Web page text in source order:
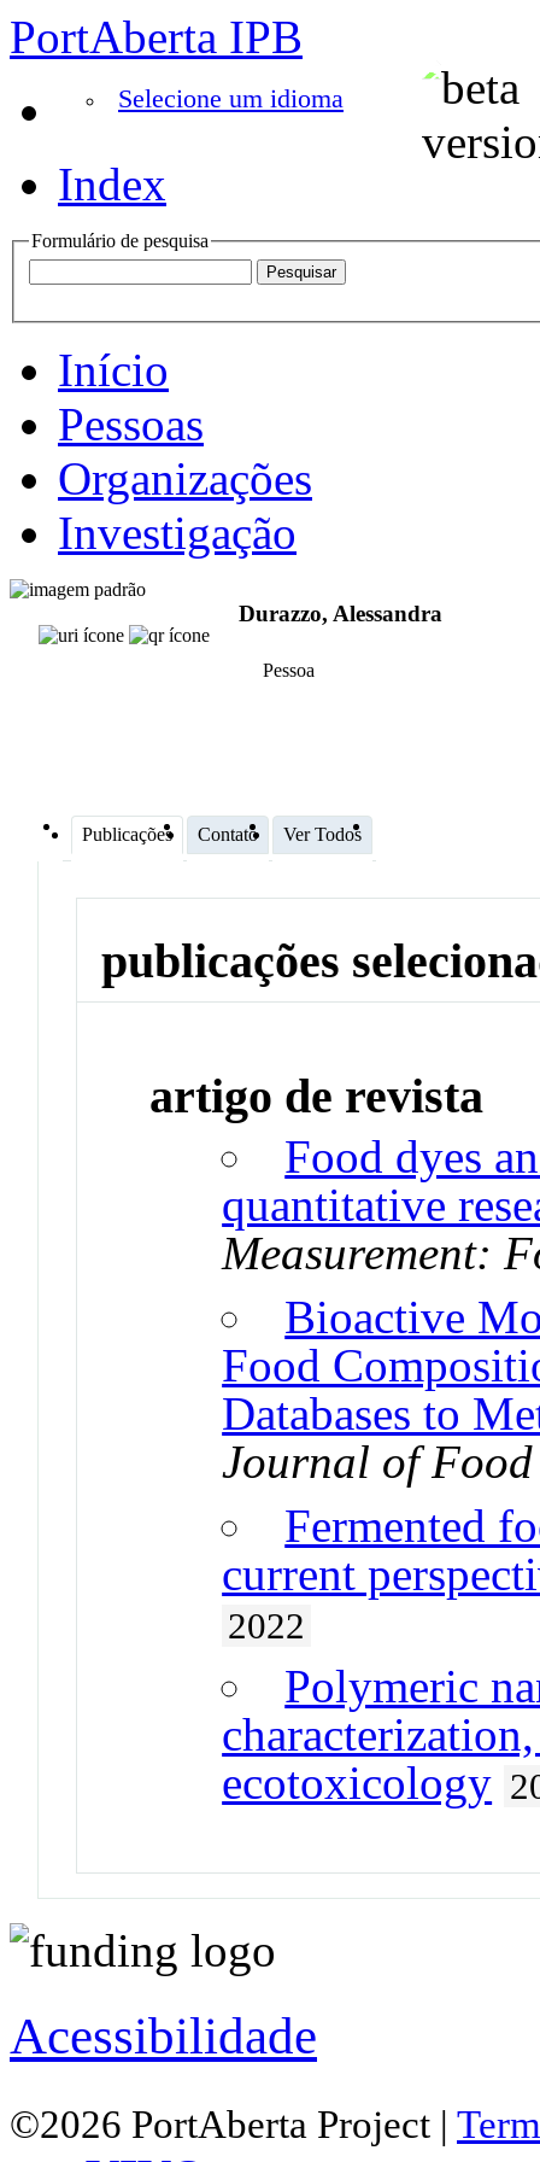
PortAberta IPB
Selecione um idioma
Index
Formulário de pesquisa
Início
Pessoas
Organizações
Investigação
Durazzo, Alessandra
Pessoa
Publicações Contato Ver Todos
publicações
artigo de revista
Food dyes
quantitative
Measurement:
Bioactive
Food
Databases to
Journal of
Fermented
current
2022
Polymeric
ecotoxicology
Acessibilidade
©2026 PortAberta Project |